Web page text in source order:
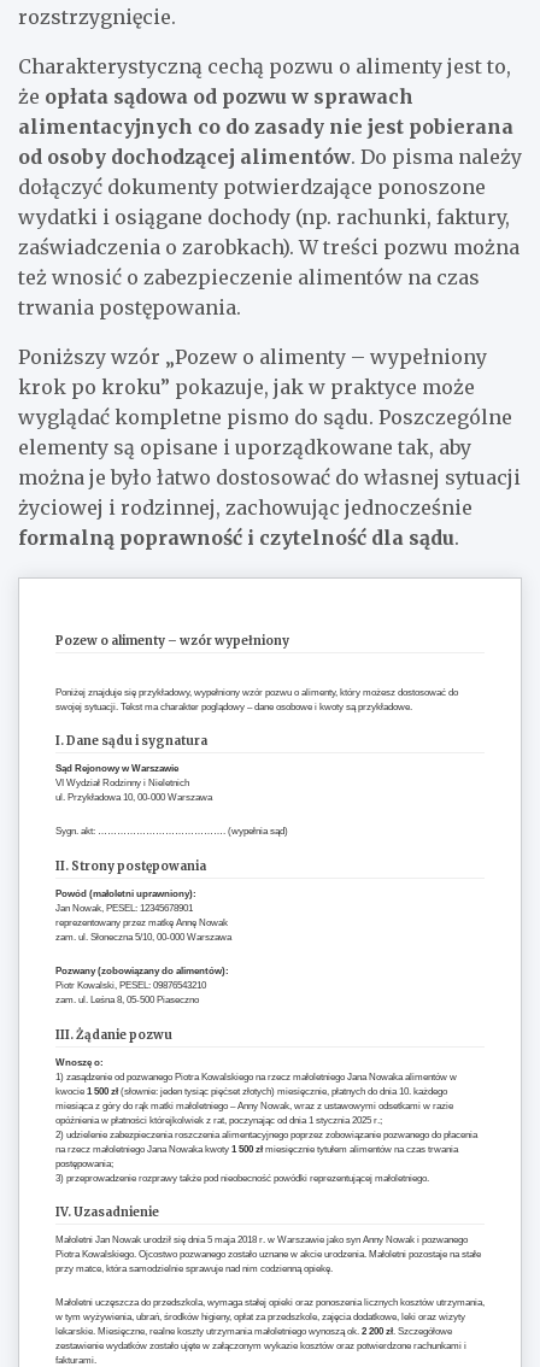
rozstrzygnięcie.
Charakterystyczną cechą pozwu o alimenty jest to,
że opłata sądowa od pozwu w sprawach
alimentacyjnych co do zasady nie jest pobierana
od osoby dochodzącej alimentów. Do pisma należy
dołączyć dokumenty potwierdzające ponoszone
wydatki i osiągane dochody (np. rachunki, faktury,
zaświadczenia o zarobkach). W treści pozwu można
też wnosić o zabezpieczenie alimentów na czas
trwania postępowania.
Poniższy wzór „Pozew o alimenty – wypełniony
krok po kroku” pokazuje, jak w praktyce może
wyglądać kompletne pismo do sądu. Poszczególne
elementy są opisane i uporządkowane tak, aby
można je było łatwo dostosować do własnej sytuacji
życiowej i rodzinnej, zachowując jednocześnie
formalną poprawność i czytelność dla sądu.
Pozew o alimenty – wzór wypełniony
Poniżej znajduje się przykładowy, wypełniony wzór pozwu o alimenty, który możesz dostosować do
swojej sytuacji. Tekst ma charakter poglądowy – dane osobowe i kwoty są przykładowe.
I. Dane sądu i sygnatura
Sąd Rejonowy w Warszawie
VI Wydział Rodzinny i Nieletnich
ul. Przykładowa 10, 00-000 Warszawa
Sygn. akt: …………………………………. (wypełnia sąd)
II. Strony postępowania
Powód (małoletni uprawniony):
Jan Nowak, PESEL: 12345678901
reprezentowany przez matkę Annę Nowak
zam. ul. Słoneczna 5/10, 00-000 Warszawa
Pozwany (zobowiązany do alimentów):
Piotr Kowalski, PESEL: 09876543210
zam. ul. Leśna 8, 05-500 Piaseczno
III. Żądanie pozwu
Wnoszę o:
1) zasądzenie od pozwanego Piotra Kowalskiego na rzecz małoletniego Jana Nowaka alimentów w
kwocie 1 500 zł(słownie: jeden tysiąc pięćset złotych) miesięcznie, płatnych do dnia 10. każdego
miesiąca z góry do rąk matki małoletniego – Anny Nowak, wraz z ustawowymi odsetkami w razie
opóźnienia w płatności którejkolwiek z rat, poczynając od dnia 1 stycznia 2025 r.;
2) udzielenie zabezpieczenia roszczenia alimentacyjnego poprzez zobowiązanie pozwanego do płacenia
na rzecz małoletniego Jana Nowaka kwoty 1 500 złmiesięcznie tytułem alimentów na czas trwania
postępowania;
3) przeprowadzenie rozprawy także pod nieobecność powódki reprezentującej małoletniego.
IV. Uzasadnienie
Małoletni Jan Nowak urodził się dnia 5 maja 2018 r. w Warszawie jako syn Anny Nowak i pozwanego
Piotra Kowalskiego. Ojcostwo pozwanego zostało uznane w akcie urodzenia. Małoletni pozostaje na stałe
przy matce, która samodzielnie sprawuje nad nim codzienną opiekę.
Małoletni uczęszcza do przedszkola, wymaga stałej opieki oraz ponoszenia licznych kosztów utrzymania,
w tym wyżywienia, ubrań, środków higieny, opłat za przedszkole, zajęcia dodatkowe, leki oraz wizyty
lekarskie. Miesięczne, realne koszty utrzymania małoletniego wynoszą ok. 2 200 zł. Szczegółowe
zestawienie wydatków zostało ujęte w załączonym wykazie kosztów oraz potwierdzone rachunkami i
fakturami.